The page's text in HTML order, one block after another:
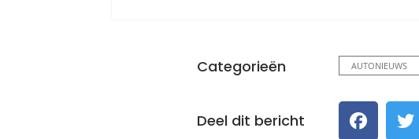
Categorieën AUTONIEUWS
Deel dit bericht